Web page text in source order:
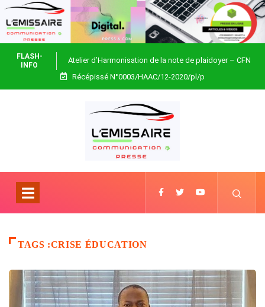
FLASH-
INFO
Atelier d’Harmonisation de la note de plaidoyer – CFN
Togo
Récépissé N°0003/HAAC/12-2020/pl/p
TAGS :CRISE ÉDUCATION